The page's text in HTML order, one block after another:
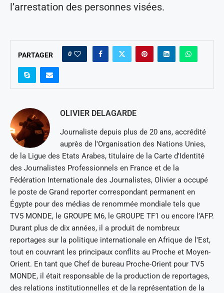
l’arrestation des personnes visées.
PARTAGER 0
OLIVIER DELAGARDE
Journaliste depuis plus de 20 ans, accrédité
auprès de l'Organisation des Nations Unies,
de la Ligue des Etats Arabes, titulaire de la Carte d'Identité
des Journalistes Professionnels en France et de la
Fédération Internationale des Journalistes, Olivier a occupé
le poste de Grand reporter correspondant permanent en
Égypte pour des médias de renommée mondiale tels que
TV5 MONDE, le GROUPE M6, le GROUPE TF1 ou encore l’AFP.
Durant plus de dix années, il a produit de nombreux
reportages sur la politique internationale en Afrique de l'Est,
tout en couvrant les principaux conflits au Proche et Moyen-
Orient. En tant que Chef de bureau Proche-Orient pour TV5
MONDE, il était responsable de la production de reportages,
des relations institutionnelles et de la représentation de la